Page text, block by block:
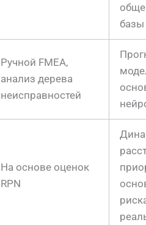
Ручной FMEA,
анализ дерева
неисправностей
На основе оценок
RPN